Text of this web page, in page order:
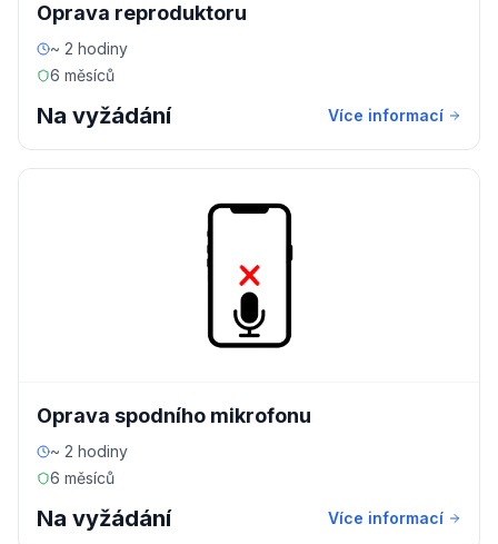
Oprava reproduktoru
~ 2 hodiny
6 měsíců
Na vyžádání Více informací
Oprava spodního mikrofonu
~ 2 hodiny
6 měsíců
Na vyžádání Více informací